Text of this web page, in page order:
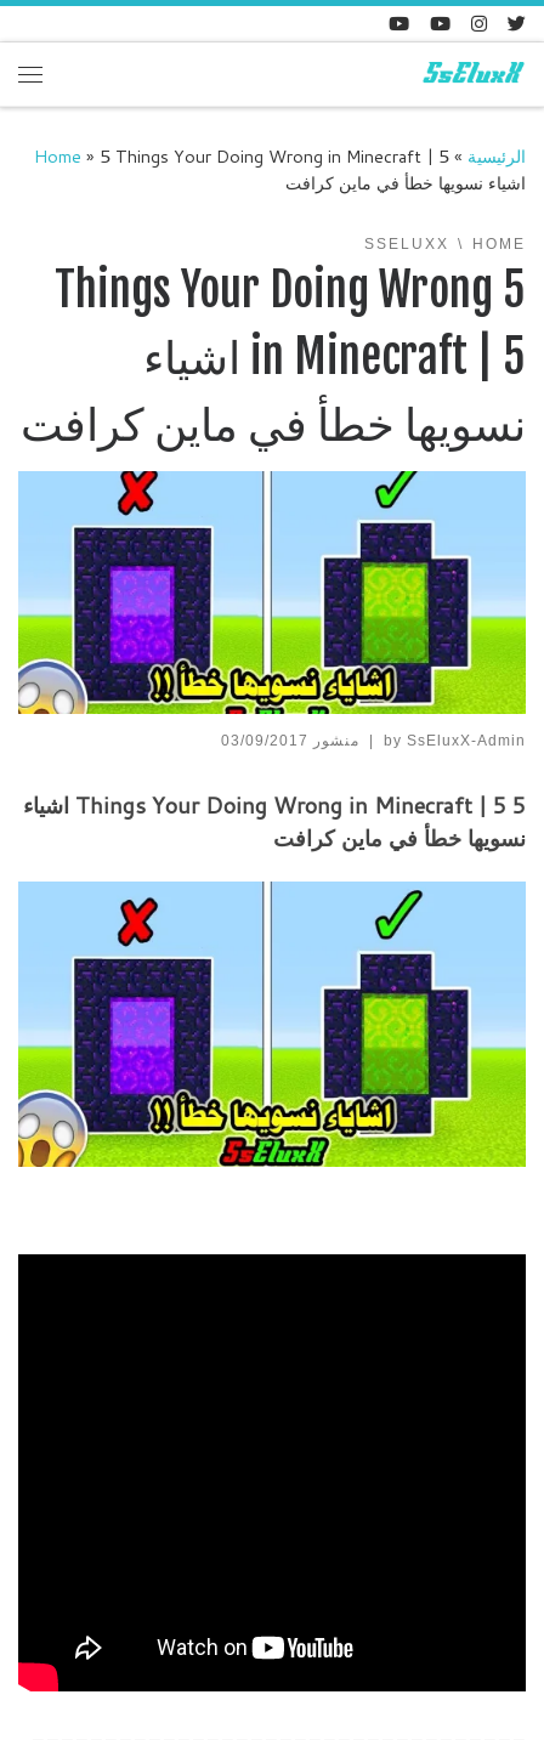
Skip to content
الرئيسية »
Home » 5 Things Your Doing Wrong in Minecraft | 5
اشياء نسويها خطأ في ماين كرافت
HOME
SSELUXX
5 Things Your Doing Wrong
in Minecraft | 5 اشياء
نسويها خطأ في ماين كرافت
by SsEluxX-Admin
| منشور 03/09/2017
5 Things Your Doing Wrong in Minecraft | 5 اشياء
نسويها خطأ في ماين كرافت